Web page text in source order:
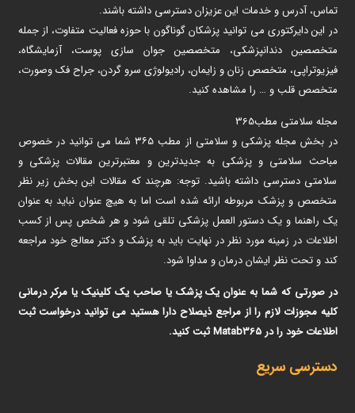
تماس، آدرس و خدمات این عزیزان دسترسی داشته باشند.
در این دایرکتوری می توانید پزشکان گوناگون با حوزه فعالیت متفاوت، از جمله
متخصصین دندانپزشکی، متخصصین جوان سازی پوست، آزمایشگاه،
فیزیوتراپی، متخصص زنان و زایمان، رادیولوژی سرو گردن، جراح فک وصورت،
متخصص قلب و … را مشاهده کنید.
مجله سلامتی مطب365
در بخش مجله پزشکی و سلامتی از مطب ۳۶۵ شما می توانید در خصوص
مباحث سلامتی و پزشکی به جدیدترین و معتبرترین مقالات پزشکی و
سلامتی دسترسی داشته باشید. توجه: هرچند که مقالات این بخش زیر نظر
متخصص و پزشک مربوطه ارائه شده است اما به هیچ عنوان نباید به عنوان
یک راهنما و یک دستور العمل پزشکی تلقی شود و هر شخص پس از کسب
اطلاعات در زمینه مورد نظر در نهایت باید به پزشک و دکتر معالج خود مراجعه
کند و تحت نظر ایشان درمان و مداوا شود.
در صورتی که شما به عنوان یک پزشک یا صاحب یک کلینیک یا مرکر درمانی
کلیه مجوزات لازم را از مراجع ذیصلاح دارا هستید می توانید درخواست ثبت
اطلاعات خود را در Matab365 ثبت کنید.
دسترسی سریع